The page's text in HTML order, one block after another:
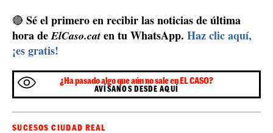
🔴 Sé el primero en recibir las noticias de última
hora deElCaso.cat en tu WhatsApp. Haz clic aquí,
¡es gratis!
¿Ha pasado algo que aún no sale en EL CASO?
AVÍSANOS DESDE AQUÍ
SUCESOS CIUDAD REAL